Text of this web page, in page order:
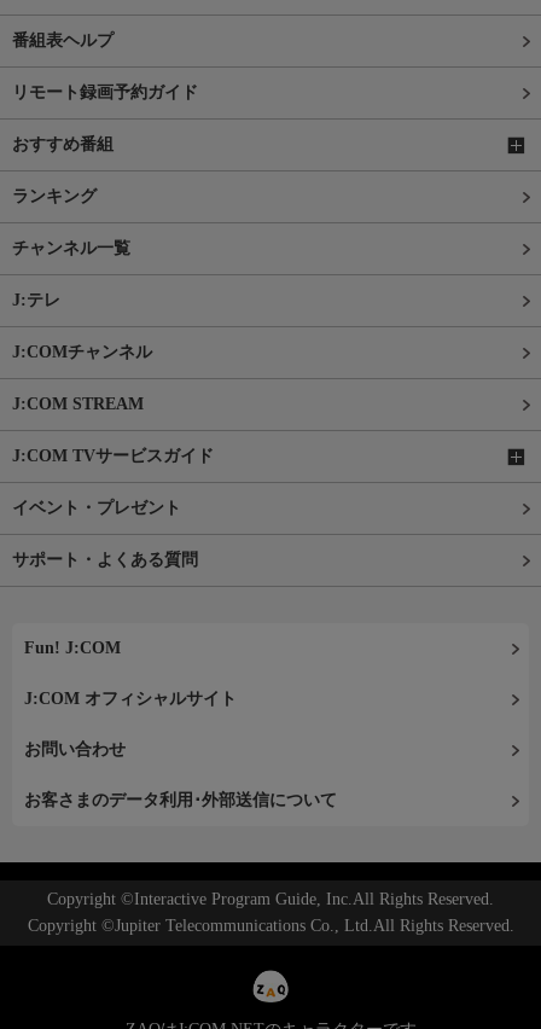
番組表ヘルプ
リモート録画予約ガイド
おすすめ番組
ランキング
チャンネル一覧
J:テレ
J:COMチャンネル
J:COM STREAM
J:COM TVサービスガイド
イベント・プレゼント
サポート・よくある質問
Fun! J:COM
J:COM オフィシャルサイト
お問い合わせ
お客さまのデータ利用･外部送信について
Copyright ©Interactive Program Guide, Inc.All Rights Reserved.
Copyright ©Jupiter Telecommunications Co., Ltd.All Rights Reserved.